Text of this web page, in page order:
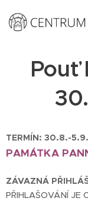
Pouť
TERMÍN: 30.8.-
PAMÁTKA
ZÁVAZNÁ
PŘIHLAŠOVÁNÍ JE